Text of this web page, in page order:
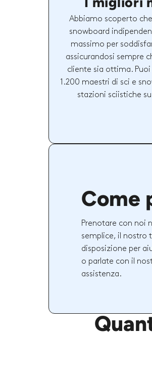
Abbiamo scoperto
snowboard
massimo per
assicurandosi sempre
cliente sia ottima.
1.200 maestri di sci e
stazioni sciistiche
Come
Prenotare con noi
semplice, il nostro
disposizione per
o parlate con il
assistenza.